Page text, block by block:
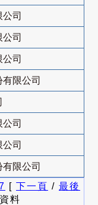
司
司
司
限公司
司
司
限公司
[ 下一頁 / 最後
料